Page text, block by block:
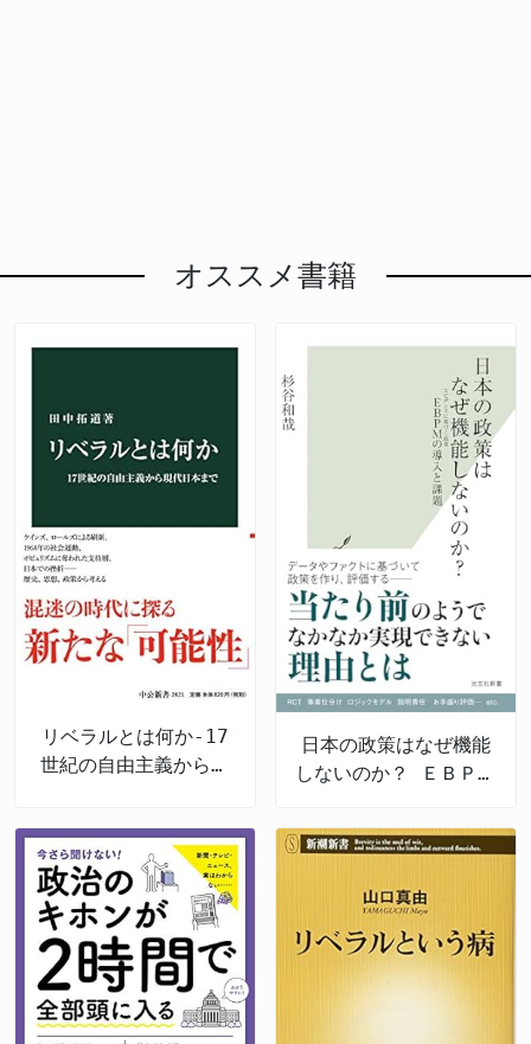
オススメ書籍
リベラルとは何か-17
世紀の自由主義から現
日本の政策はなぜ機能
しないのか？ ＥＢＰＭ